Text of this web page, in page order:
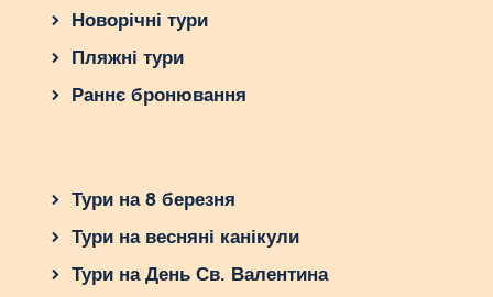
Новорічні тури
Пляжні тури
Раннє бронювання
Тури на 8 березня
Тури на весняні канікули
Тури на День Св. Валентина